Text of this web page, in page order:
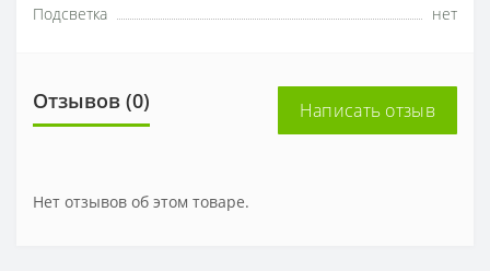
Подсветка
нет
Отзывов (0) Написать отзыв
Нет отзывов об этом товаре.